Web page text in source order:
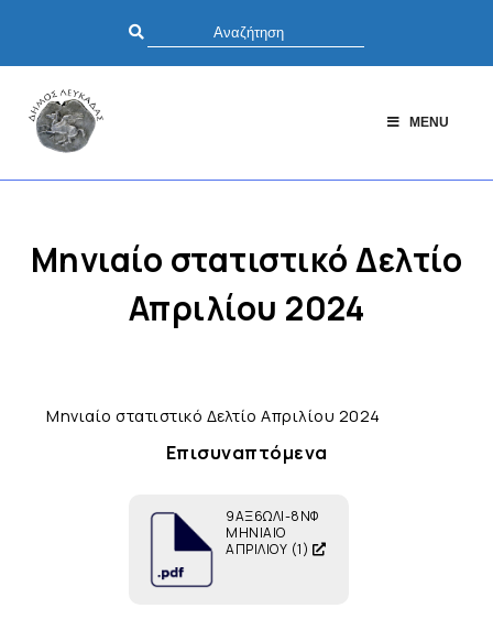
MENU
Μηνιαίο στατιστικό Δελτίο
Απριλίου 2024
Μηνιαίο στατιστικό Δελτίο Απριλίου 2024
Επισυναπτόμενα
9ΑΞ6ΩΛΙ-8ΝΦ
ΜΗΝΙΑΙΟ
ΑΠΡΙΛΙΟΥ (1)